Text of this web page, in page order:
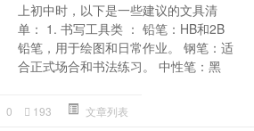
上初中时，以下是一些建议的文具清
单： 1. 书写工具类 ： 铅笔：HB和2B
铅笔，用于绘图和日常作业。 钢笔：适
合正式场合和书法练习。 中性笔：黑
0 193 文章列表